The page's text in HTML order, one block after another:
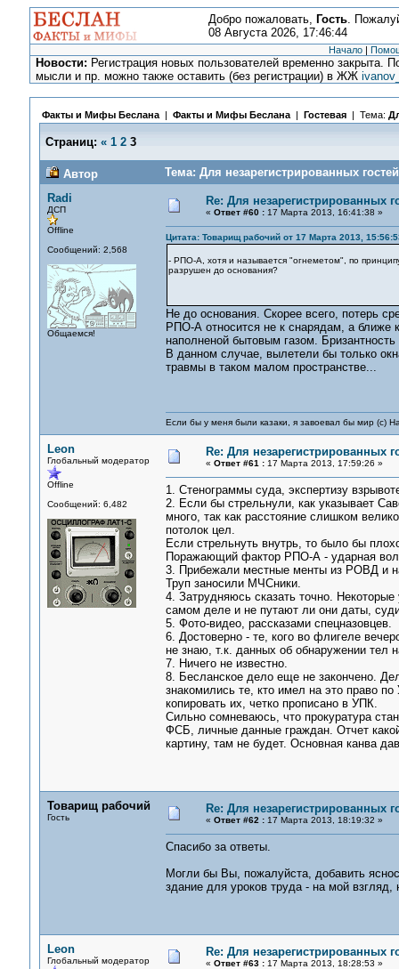
Добро пожаловать, Гость.
08 Августа 2026, 17:46:44
Начало |
Новости: Регистрация новых пользователей временно закрыта.
мысли и пр. можно также оставить (без регистрации) в ЖЖ
Факты и Мифы Беслана| Факты и Мифы Беслана| Гостевая | Тема:
Страниц: « 1 2 3
Автор
Тема: Для незарегистрированных
Radi
ДСП
Offline
Сообщений: 2,568
Общаемся!
Re: Для незарегистрированных
« Ответ #60 :17 Марта 2013, 16:41:38 »
Цитата: Товарищ рабочий от 17 Марта 2013,
- РПО-А, хотя и называется "огнеметом", по
разрушен до основания?
Не до основания. Скорее всего, потерь
РПО-А относится не к снарядам, а ближе
наполненой бытовым газом.
В данном случае, вылетели бы только
травмы в таком малом пространстве...
Если бы у меня были казаки, я завоевал бы мир (с)
Leon
Глобальный модератор
Offline
Сообщений: 6,482
Re: Для незарегистрированных
« Ответ #61 :17 Марта 2013, 17:59:26 »
1. Стенограммы суда, экспертизу
2. Если бы стрельнули, как указывает
много, так как расстояние слишком
потолок цел.
Если стрельнуть внутрь, то было бы
Поражающий фактор РПО-А - ударная
3. Прибежали местные менты из РОВД и
Труп заносили МЧСники.
4. Затрудняюсь сказать точно.
самом деле и не путают ли они даты,
5. Фото-видео, рассказами спецназовцев.
6. Достоверно - те, кого во флигеле
не знаю, т.к. данных об обнаружении тел
7. Ничего не известно.
8. Бесланское дело еще не закончено.
знакомились те, кто имел на это право
копировать их, четко прописано в УПК.
Сильно сомневаюсь, что прокуратура
ФСБ, личные данные граждан. Отчет
картину, там не будет. Основная канва
Товарищ рабочий
Гость
Re: Для незарегистрированных
« Ответ #62 :17 Марта 2013, 18:19:32 »
Спасибо за ответы.
Могли бы Вы, пожалуйста, добавить
здание для уроков труда - на мой взгляд,
Leon
Глобальный модератор
Re: Для незарегистрированных
« Ответ #63 :17 Марта 2013, 18:28:53 »